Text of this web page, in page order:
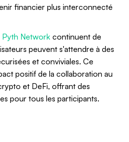
financier plus interconnecté
Pyth Network continuent de
peuvent s'attendre à des
et conviviales. Ce
positif de la collaboration au
et DeFi, offrant des
pour tous les participants.